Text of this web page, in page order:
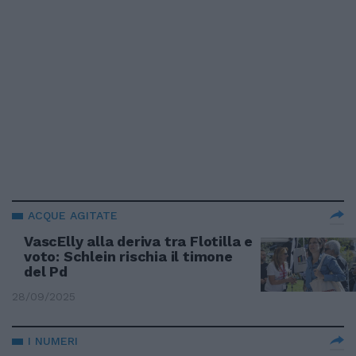
ACQUE AGITATE
VascElly alla deriva tra Flotilla e
voto: Schlein rischia il timone
del Pd
28/09/2025
I NUMERI